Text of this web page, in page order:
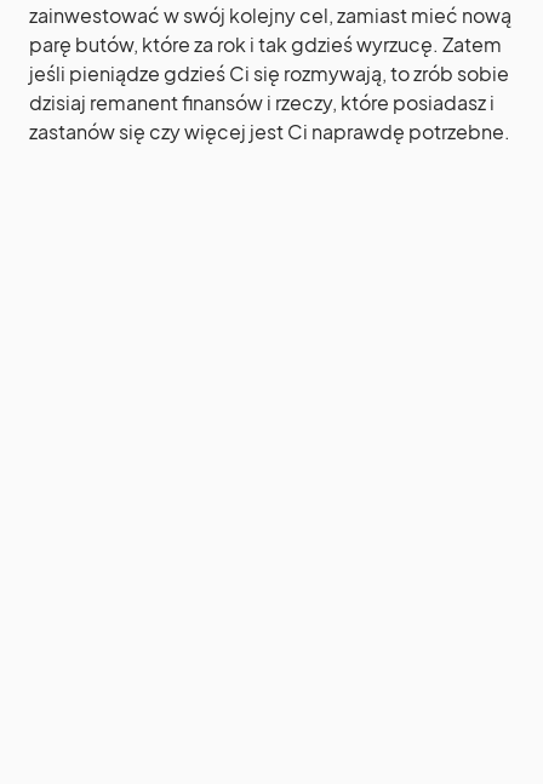
zainwestować w swój kolejny cel, zamiast mieć nową
parę butów, które za rok i tak gdzieś wyrzucę. Zatem
jeśli pieniądze gdzieś Ci się rozmywają, to zrób sobie
dzisiaj remanent finansów i rzeczy, które posiadasz i
zastanów się czy więcej jest Ci naprawdę potrzebne.